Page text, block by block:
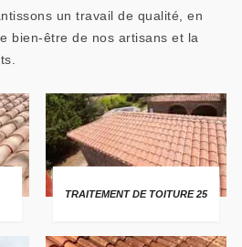
un travail de qualité, en
bien-être de nos artisans et la
TRAITEMENT DE TOITURE 25